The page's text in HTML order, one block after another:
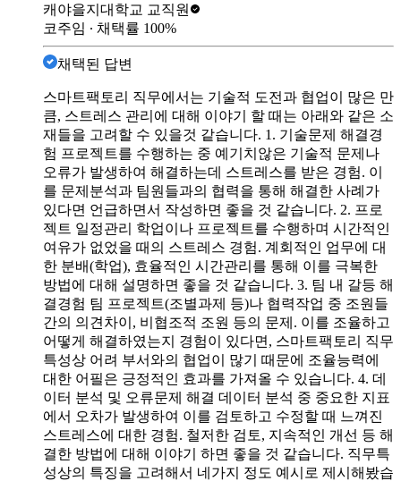
캐야을지대학교 교직원
코주임 ∙ 채택률 100%
채택된 답변
스마트팩토리 직무에서는 기술적 도전과 협업이 많은 만
큼, 스트레스 관리에 대해 이야기 할 때는 아래와 같은 소
재들을 고려할 수 있을것 같습니다. 1. 기술문제 해결경
험 프로젝트를 수행하는 중 예기치않은 기술적 문제나
오류가 발생하여 해결하는데 스트레스를 받은 경험. 이
를 문제분석과 팀원들과의 협력을 통해 해결한 사례가
있다면 언급하면서 작성하면 좋을 것 같습니다. 2. 프로
젝트 일정관리 학업이나 프로젝트를 수행하며 시간적인
여유가 없었을 때의 스트레스 경험. 계회적인 업무에 대
한 분배(학업), 효율적인 시간관리를 통해 이를 극복한
방법에 대해 설명하면 좋을 것 같습니다. 3. 팀 내 갈등 해
결경험 팀 프로젝트(조별과제 등)나 협력작업 중 조원들
간의 의견차이, 비협조적 조원 등의 문제. 이를 조율하고
어떻게 해결하였는지 경험이 있다면, 스마트팩토리 직무
특성상 어려 부서와의 협업이 많기 때문에 조율능력에
대한 어필은 긍정적인 효과를 가져올 수 있습니다. 4. 데
이터 분석 및 오류문제 해결 데이터 분석 중 중요한 지표
에서 오차가 발생하여 이를 검토하고 수정할 때 느껴진
스트레스에 대한 경험. 철저한 검토, 지속적인 개선 등 해
결한 방법에 대해 이야기 하면 좋을 것 같습니다. 직무특
성상의 특징을 고려해서 네가지 정도 예시로 제시해봤습